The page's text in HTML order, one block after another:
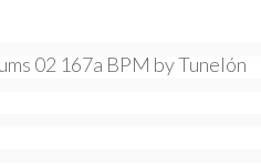
02 167a BPM by Tunelón